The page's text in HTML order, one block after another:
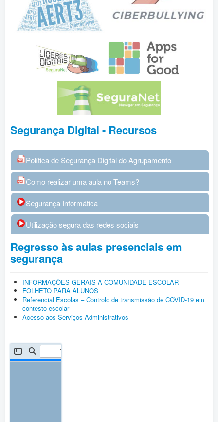
Segurança Digital - Recursos
Política de Segurança Digital do Agrupamento
Como realizar uma aula no Teams?
Segurança Informática
Utilização segura das redes sociais
Regresso às aulas presenciais em
segurança
INFORMAÇÕES GERAIS À COMUNIDADE ESCOLAR
FOLHETO PARA ALUNOS
Referencial Escolas – Controlo de transmissão de COVID-19 em
contesto escolar
Acesso aos Serviços Administrativos